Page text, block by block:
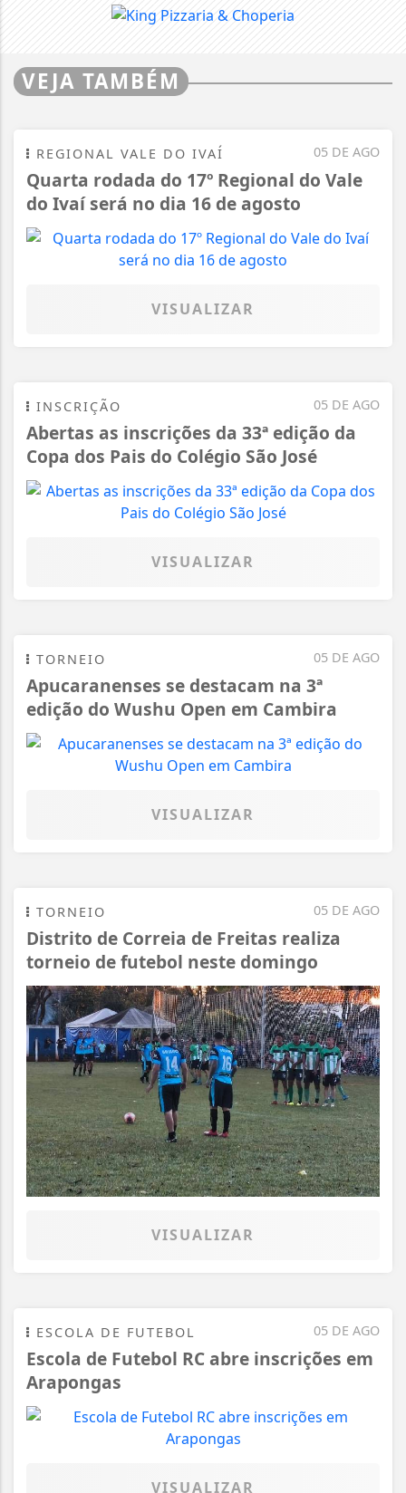
VEJA TAMBÉM
05 DE AGO
REGIONAL VALE DO IVAÍ
Quarta rodada do 17º Regional do Vale
do Ivaí será no dia 16 de agosto
VISUALIZAR
05 DE AGO
INSCRIÇÃO
Abertas as inscrições da 33ª edição da
Copa dos Pais do Colégio São José
VISUALIZAR
05 DE AGO
TORNEIO
Apucaranenses se destacam na 3ª
edição do Wushu Open em Cambira
VISUALIZAR
05 DE AGO
TORNEIO
Distrito de Correia de Freitas realiza
torneio de futebol neste domingo
VISUALIZAR
05 DE AGO
ESCOLA DE FUTEBOL
Escola de Futebol RC abre inscrições em
Arapongas
VISUALIZAR